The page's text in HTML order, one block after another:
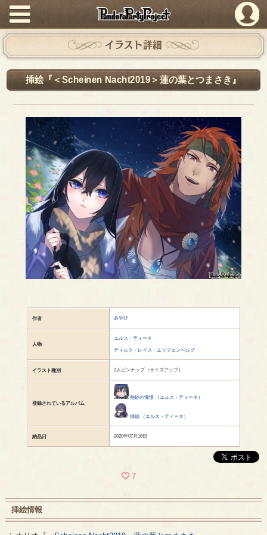
PandoraPartyProject
イラスト詳細
挿絵『＜Scheinen Nacht2019＞蓮の葉とつまさき』
作者 あやひ
人物
エルス・ティーネ
ディルク・レイス・エッフェンベルグ
イラスト種別 2人ピンナップ（サイズアップ）
登録されているアルバム
熱砂の憧憬（エルス・ティーネ ）
挿絵（エルス・ティーネ ）
納品日 2020年07月16日
7
挿絵情報